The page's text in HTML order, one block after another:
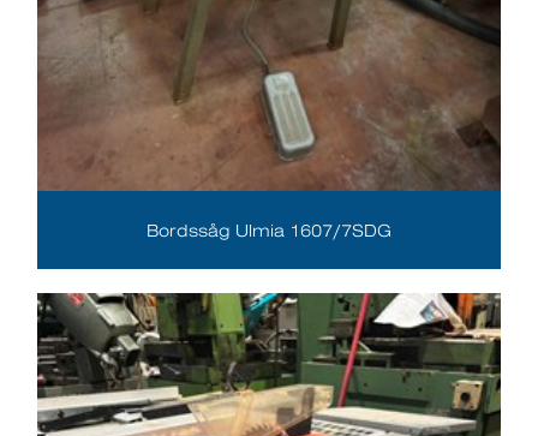
Bordssåg Ulmia 1607/7SDG